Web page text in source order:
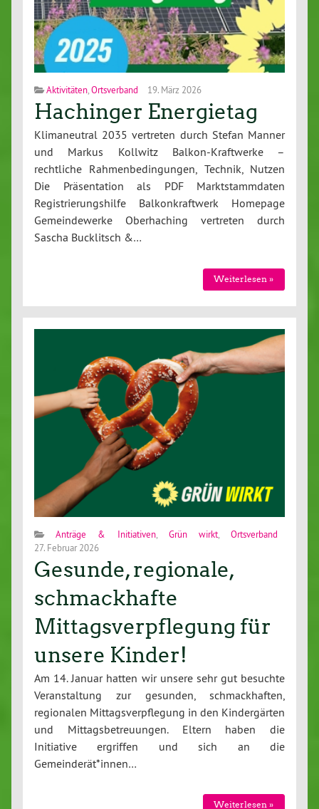
Aktivitäten,Ortsverband 19. März 2026
Hachinger Energietag
Klimaneutral 2035 vertreten durch Stefan Manner
und Markus Kollwitz Balkon-Kraftwerke –
rechtliche Rahmenbedingungen, Technik, Nutzen
Die Präsentation als PDF Marktstammdaten
Registrierungshilfe Balkonkraftwerk Homepage
Gemeindewerke Oberhaching vertreten durch
Sascha Bucklitsch &…
Weiterlesen »
Anträge & Initiativen, Grün wirkt,Ortsverband
27. Februar 2026
Gesunde, regionale,
schmackhafte
Mittagsverpflegung für
unsere Kinder!
Am 14. Januar hatten wir unsere sehr gut besuchte
Veranstaltung zur gesunden, schmackhaften,
regionalen Mittagsverpflegung in den Kindergärten
und Mittagsbetreuungen. Eltern haben die
Initiative ergriffen und sich an die
Gemeinderät*innen…
Weiterlesen »